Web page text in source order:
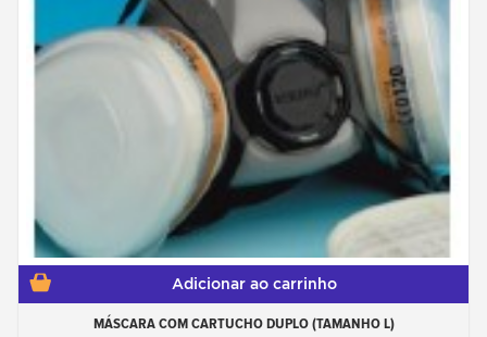
Adicionar ao carrinho
MÁSCARA COM CARTUCHO DUPLO (TAMANHO L)